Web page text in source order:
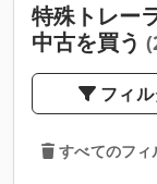
特殊トレー
中古を買う
フィ
すべてのフ